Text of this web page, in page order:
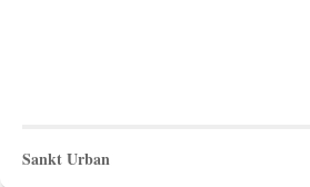
Sankt Urban